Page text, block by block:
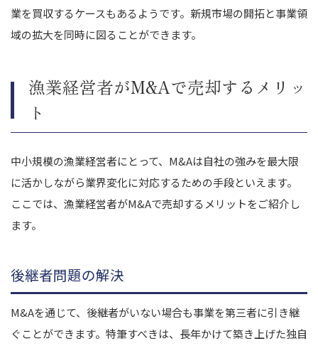
業を買収するケースもあるようです。新規市場の開拓と事業領
域の拡大を同時に図ることができます。
漁業経営者がM&Aで売却するメリッ
ト
中小規模の漁業経営者にとって、M&Aは自社の強みを最大限
に活かしながら業界変化に対応するための手段といえます。
ここでは、漁業経営者がM&Aで売却するメリットをご紹介し
ます。
後継者問題の解決
M&Aを通じて、後継者がいない場合も事業を第三者に引き継
ぐことができます。特筆すべきは、長年かけて築き上げた独自